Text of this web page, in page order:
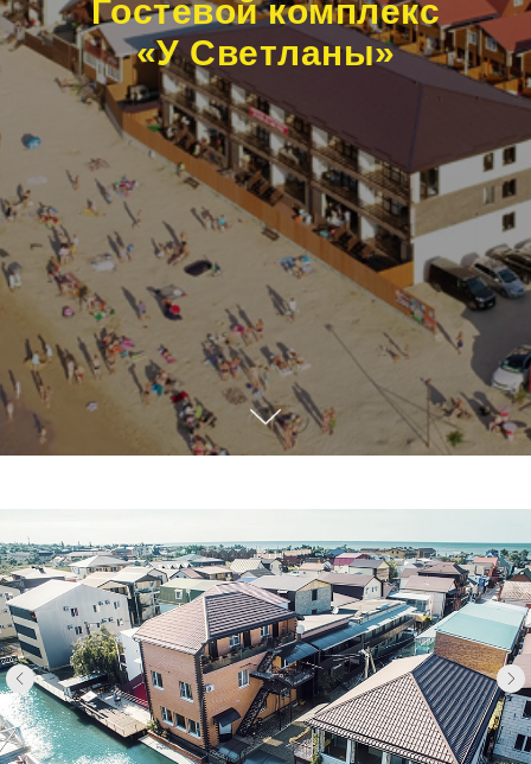
Гостевой комплекс
«У Светланы»